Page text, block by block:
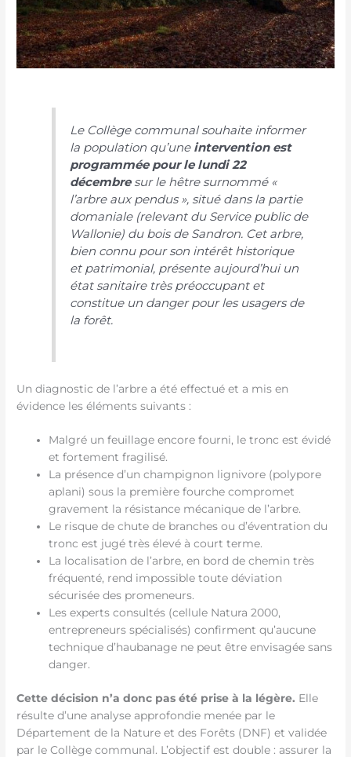
Le Collège communal souhaite informer
la population qu’une intervention est
programmée pour le lundi 22
décembre sur le hêtre surnommé «
l’arbre aux pendus », situé dans la partie
domaniale (relevant du Service public de
Wallonie) du bois de Sandron. Cet arbre,
bien connu pour son intérêt historique
et patrimonial, présente aujourd’hui un
état sanitaire très préoccupant et
constitue un danger pour les usagers de
la forêt.
Un diagnostic de l’arbre a été effectué et a mis en
évidence les éléments suivants :
Malgré un feuillage encore fourni, le tronc est évidé
et fortement fragilisé.
La présence d’un champignon lignivore (polypore
aplani) sous la première fourche compromet
gravement la résistance mécanique de l’arbre.
Le risque de chute de branches ou d’éventration du
tronc est jugé très élevé à court terme.
La localisation de l’arbre, en bord de chemin très
fréquenté, rend impossible toute déviation
sécurisée des promeneurs.
Les experts consultés (cellule Natura 2000,
entrepreneurs spécialisés) confirment qu’aucune
technique d’haubanage ne peut être envisagée sans
danger.
Cette décision n’a donc pas été prise à la légère. Elle
résulte d’une analyse approfondie menée par le
Département de la Nature et des Forêts (DNF) et validée
par le Collège communal. L’objectif est double : assurer la